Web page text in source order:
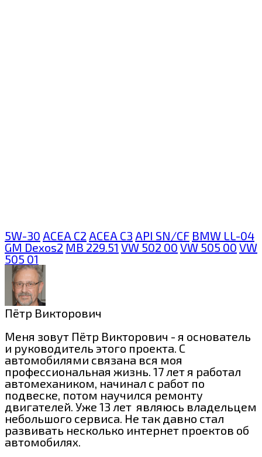
5W-30 ACEA C2 ACEA C3 API SN/CF BMW LL-04
GM Dexos2 MB 229.51 VW 502 00 VW 505 00 VW
505 01
Пётр Викторович
Меня зовут Пётр Викторович - я основатель
и руководитель этого проекта. С
автомобилями связана вся моя
профессиональная жизнь. 17 лет я работал
автомехаником, начинал с работ по
подвеске, потом научился ремонту
двигателей. Уже 13 лет являюсь владельцем
небольшого сервиса. Не так давно стал
развивать несколько интернет проектов об
автомобилях.